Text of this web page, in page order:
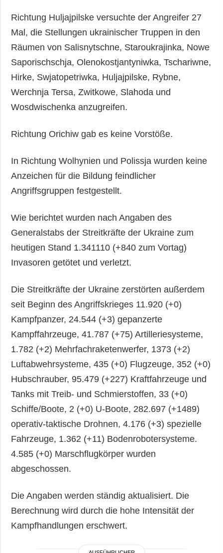
Richtung Huljajpilske versuchte der Angreifer 27
Mal, die Stellungen ukrainischer Truppen in den
Räumen von Salisnytschne, Staroukrajinka, Nowe
Saporischschja, Olenokostjantyniwka, Tschariwne,
Hirke, Swjatopetriwka, Huljajpilske, Rybne,
Werchnja Tersa, Zwitkowe, Slahoda und
Wosdwischenka anzugreifen.
Richtung Orichiw gab es keine Vorstöße.
In Richtung Wolhynien und Polissja wurden keine
Anzeichen für die Bildung feindlicher
Angriffsgruppen festgestellt.
Wie berichtet wurden nach Angaben des
Generalstabs der Streitkräfte der Ukraine zum
heutigen Stand 1.341110 (+840 zum Vortag)
Invasoren getötet und verletzt.
Die Streitkräfte der Ukraine zerstörten außerdem
seit Beginn des Angriffskrieges 11.920 (+0)
Kampfpanzer, 24.544 (+3) gepanzerte
Kampffahrzeuge, 41.787 (+75) Artilleriesysteme,
1.782 (+2) Mehrfachraketenwerfer, 1373 (+2)
Luftabwehrsysteme, 435 (+0) Flugzeuge, 352 (+0)
Hubschrauber, 95.479 (+227) Kraftfahrzeuge und
Tanks mit Treib- und Schmierstoffen, 33 (+0)
Schiffe/Boote, 2 (+0) U-Boote, 282.697 (+1489)
operativ-taktische Drohnen, 4.176 (+3) spezielle
Fahrzeuge, 1.362 (+11) Bodenrobotersysteme.
4.585 (+0) Marschflugkörper wurden
abgeschossen.
Die Angaben werden ständig aktualisiert. Die
Berechnung wird durch die hohe Intensität der
Kampfhandlungen erschwert.